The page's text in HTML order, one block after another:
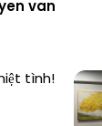
van
tình!